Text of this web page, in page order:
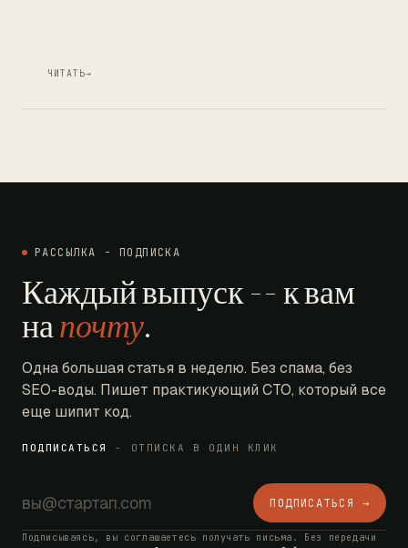
ЧИТАТЬ→
РАССЫЛКА - ПОДПИСКА
Каждый выпуск -- к вам
напочту.
Одна большая статья в неделю. Без спама, без
SEO-воды. Пишет практикующий CTO, который все
еще шипит код.
ПОДПИСАТЬСЯ - ОТПИСКА В ОДИН КЛИК
ПОДПИСАТЬСЯ →
Подписываясь, вы соглашаетесь получать письма. Без передачи